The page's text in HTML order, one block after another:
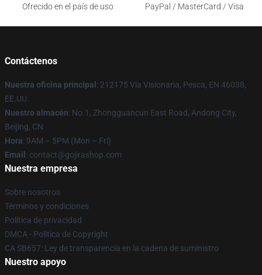
Ofrecido en el país de uso
PayPal / MasterCard / Visa
Contáctenos
Nuestra oficina principal : 212175 Vía Visionaria, Pesca, EN 46038,
EE.UU.
Nuestro almacén: No.1, Zhongguancun East Road, Andong City,
Beijing, CN
Hora: 9AM – 5PM (Mon – Fri)
Email : contact@gojirashop.com
Nuestra empresa
Sobre nosotros
Términos y condiciones
Política de privacidad
DMCA - Política de Copyright
CA SB657: Ley de transparencia en la cadena de suministro
Nuestro apoyo